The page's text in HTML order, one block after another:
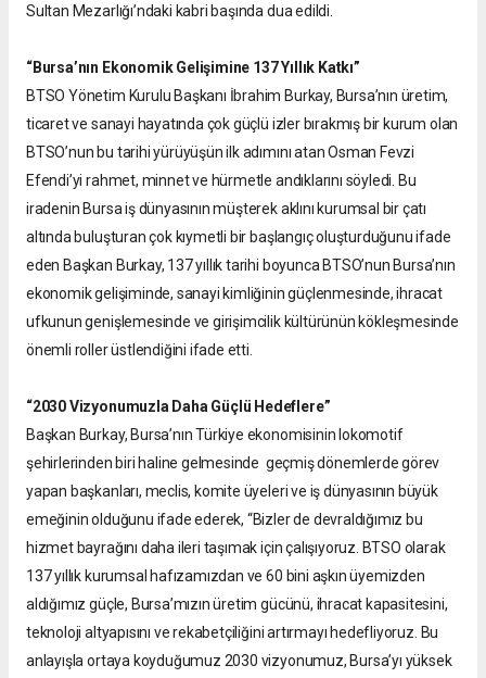
Sultan Mezarlığı’ndaki kabri başında dua edildi.
“Bursa’nın Ekonomik Gelişimine 137 Yıllık Katkı”
BTSO Yönetim Kurulu Başkanı İbrahim Burkay, Bursa’nın üretim,
ticaret ve sanayi hayatında çok güçlü izler bırakmış bir kurum olan
BTSO’nun bu tarihi yürüyüşün ilk adımını atan Osman Fevzi
Efendi’yi rahmet, minnet ve hürmetle andıklarını söyledi. Bu
iradenin Bursa iş dünyasının müşterek aklını kurumsal bir çatı
altında buluşturan çok kıymetli bir başlangıç oluşturduğunu ifade
eden Başkan Burkay, 137 yıllık tarihi boyunca BTSO’nun Bursa’nın
ekonomik gelişiminde, sanayi kimliğinin güçlenmesinde, ihracat
ufkunun genişlemesinde ve girişimcilik kültürünün kökleşmesinde
önemli roller üstlendiğini ifade etti.
“2030 Vizyonumuzla Daha Güçlü Hedeflere”
Başkan Burkay, Bursa’nın Türkiye ekonomisinin lokomotif
şehirlerinden biri haline gelmesinde geçmiş dönemlerde görev
yapan başkanları, meclis, komite üyeleri ve iş dünyasının büyük
emeğinin olduğunu ifade ederek, “Bizler de devraldığımız bu
hizmet bayrağını daha ileri taşımak için çalışıyoruz. BTSO olarak
137 yıllık kurumsal hafızamızdan ve 60 bini aşkın üyemizden
aldığımız güçle, Bursa’mızın üretim gücünü, ihracat kapasitesini,
teknoloji altyapısını ve rekabetçiliğini artırmayı hedefliyoruz. Bu
anlayışla ortaya koyduğumuz 2030 vizyonumuz, Bursa’yı yüksek